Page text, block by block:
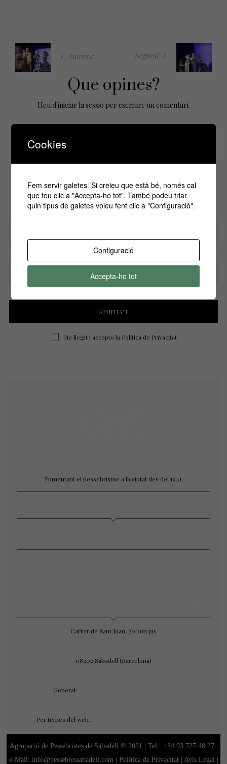
Anterior Següent
Que opines?
Heu d'iniciar la sessió per escriure un comentari.
Si vols estar informa't de tots els
esdeveniments, inscriu-te amb el teu email al
nostre butlletí!
Nom
Correu electrònic
He llegit i accepto la Política de Privacitat
Fomentant el pessebrisme a la ciutat des del 1941.
Exposicions Concursos
Carrer de Sant Joan, 20 2on pis
08202 Sabadell (Barcelona)
General:
Per temes del web:
Agrupació de Pessebristes de Sabadell © 2021 | Tel.: +34 93 727 48 27|
e-Mail: info@pessebressabadell.com | Política de Privacitat| Avís Legal
Cookies
Fem servir galetes. Si creieu que està bé, només cal
que feu clic a "Accepta-ho tot". També podeu triar
quin tipus de galetes voleu fent clic a "Configuració".
Configuració
Accepta-ho tot